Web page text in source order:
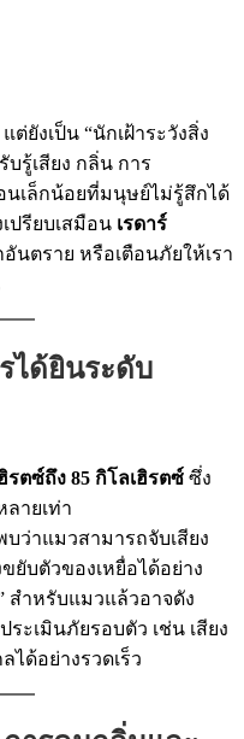
ยังเป็น “นักเฝ้าระวังสิ่ง
รู้เสียง กลิ่น การ
นเล็กน้อยที่มนุษย์ไม่รู้สึกได้
ปรียบเสมือน เรดาร์
นตราย หรือเตือนภัยให้เรา
ได้ยินระดับ
รตซ์ถึง 85 กิโลเฮิรตซ์ ซึ่ง
ายเท่า
บว่าแมวสามารถจับเสียง
ยับตัวของเหยื่อได้อย่าง
สำหรับแมวแล้วอาจดัง
ะเมินภัยรอบตัว เช่น เสียง
ได้อย่างรวดเร็ว